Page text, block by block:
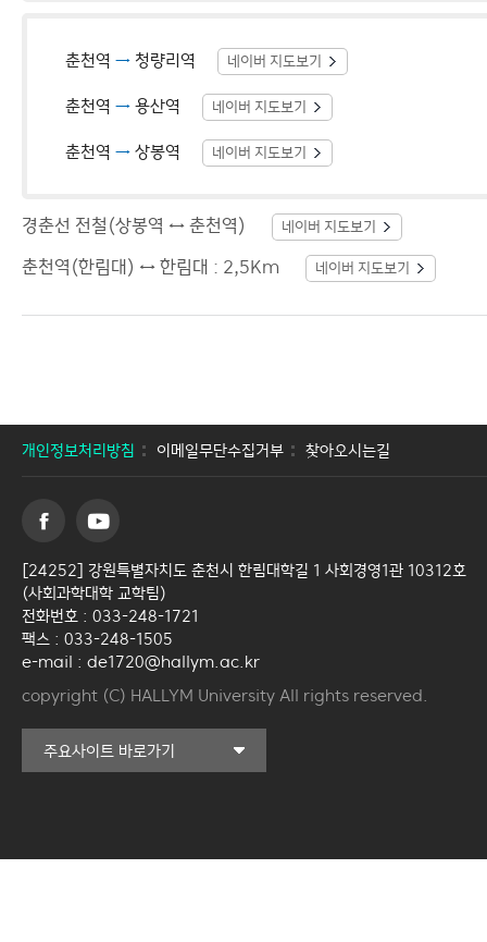
춘천역 → 청량리역 네이버 지도보기
춘천역 → 용산역 네이버 지도보기
춘천역 → 상봉역 네이버 지도보기
경춘선 전철(상봉역 ↔ 춘천역) 네이버 지도보기
춘천역(한림대) ↔ 한림대 : 2,5Km 네이버 지도보기
개인정보처리방침 이메일무단수집거부 찾아오시는길
[24252] 강원특별자치도 춘천시 한림대학길 1 사회경영1관 10312호
(사회과학대학 교학팀)
전화번호 : 033-248-1721
팩스 : 033-248-1505
e-mail : de1720@hallym.ac.kr
copyright (C) HALLYM University All rights reserved.
주요사이트 바로가기
커뮤니티교육원
국제학생증신청